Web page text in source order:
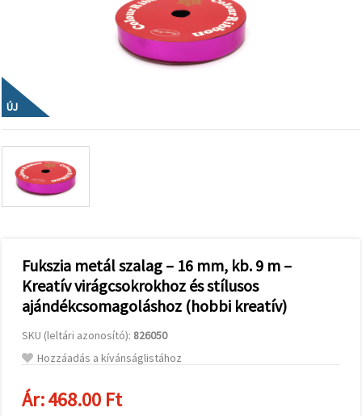
élményét,
és az Ön
hozzájárulásával
elemezzük
a
relevánsabb
tartalmat
hirdetéseket
analitikai és
marketingpartnereink
segítségével
Az "Összes
elfogadása"
gombra
kattintva
elfogadhatja
sütit, vagy
ÚJ
Fukszia metál szalag – 16 mm, kb. 9 m –
Kreatív virágcsokrokhoz és stílusos
ajándékcsomagoláshoz (hobbi kreatív)
SKU (leltári azonosító): 826050
Hozzáadás a kívánságlistához
Ár:468.00 Ft